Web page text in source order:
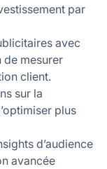
par
avec
de mesurer
client.
sur la
plus
d’audience
avancée